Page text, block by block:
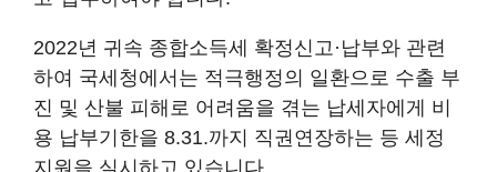
2022년 귀속 종합소득세 확정신고·납부와 관련
하여 국세청에서는 적극행정의 일환으로 수출 부
진 및 산불 피해로 어려움을 겪는 납세자에게 비
용 납부기한을 8.31.까지 직권연장하는 등 세정
지원을 실시하고 있습니다.